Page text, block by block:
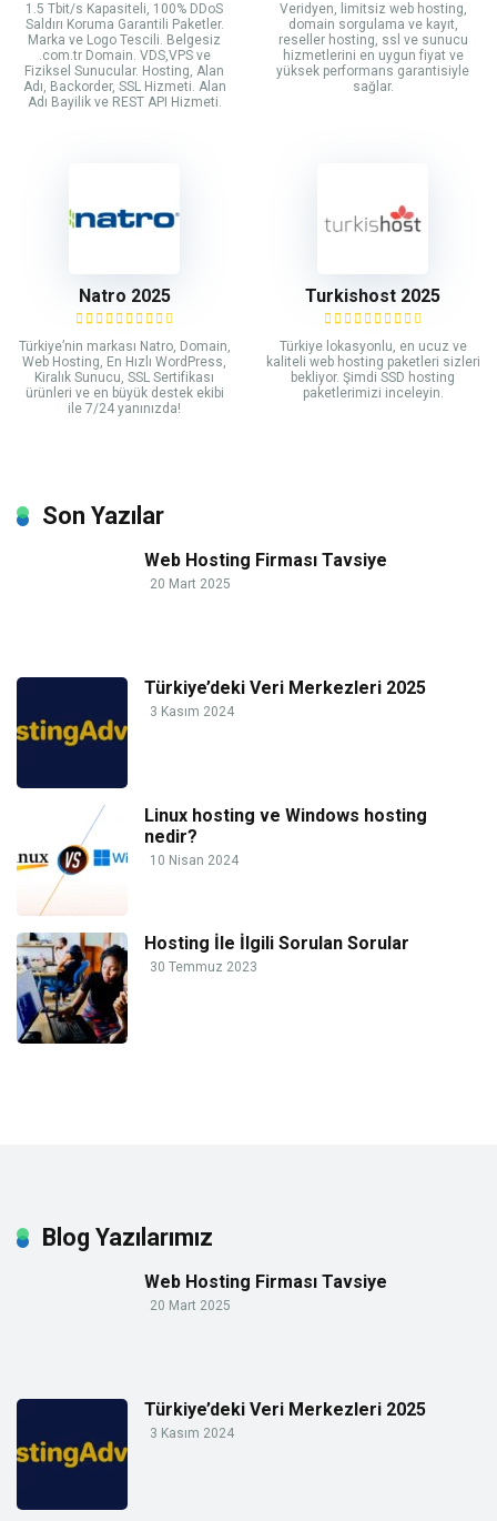
1.5 Tbit/s Kapasiteli, 100% DDoS
Saldırı Koruma Garantili Paketler.
Marka ve Logo Tescili. Belgesiz
.com.tr Domain. VDS,VPS ve
Fiziksel Sunucular. Hosting, Alan
Adı, Backorder, SSL Hizmeti. Alan
Adı Bayilik ve REST API Hizmeti.
Veridyen, limitsiz web hosting,
domain sorgulama ve kayıt,
reseller hosting, ssl ve sunucu
hizmetlerini en uygun fiyat ve
yüksek performans garantisiyle
sağlar.
Natro 2025
Türkiye’nin markası Natro, Domain,
Web Hosting, En Hızlı WordPress,
Kiralık Sunucu, SSL Sertifikası
ürünleri ve en büyük destek ekibi
ile 7/24 yanınızda!
Turkishost 2025
Türkiye lokasyonlu, en ucuz ve
kaliteli web hosting paketleri sizleri
bekliyor. Şimdi SSD hosting
paketlerimizi inceleyin.
Son Yazılar
Web Hosting Firması Tavsiye
20 Mart 2025
Türkiye’deki Veri Merkezleri 2025
3 Kasım 2024
Linux hosting ve Windows hosting
nedir?
10 Nisan 2024
Hosting İle İlgili Sorulan Sorular
30 Temmuz 2023
Blog Yazılarımız
Web Hosting Firması Tavsiye
20 Mart 2025
Türkiye’deki Veri Merkezleri 2025
3 Kasım 2024